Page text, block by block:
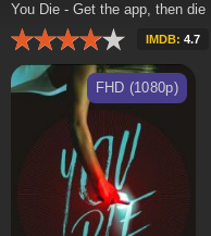
You Die - Get the app, then die
IMDB: 4.7
FHD (1080p)